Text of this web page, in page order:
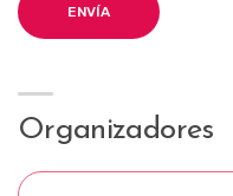
Organizadores